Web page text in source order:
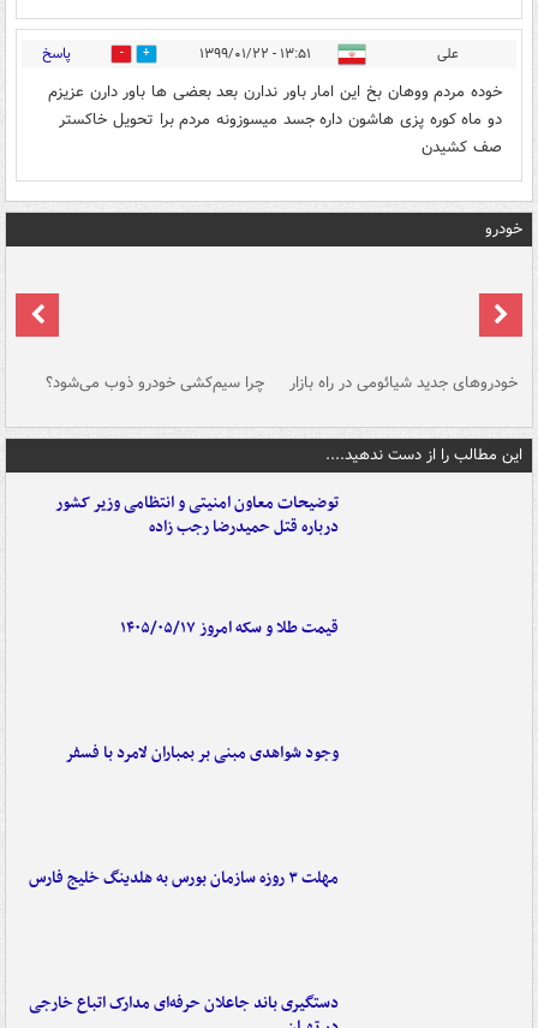
علی ۱۳:۵۱ - ۱۳۹۹/۰۱/۲۲ 0 پاسخ
خوده مردم ووهان بخ این امار باور ندارن بعد بعضی ها باور دارن عزیزم
دو ماه کوره پزی هاشون داره جسد میسوزونه مردم برا تحویل خاکستر
صف کشیدن
خودرو
خودروهای جدید شیائومی در راه بازار چرا سیم‌کشی خودرو ذوب می‌شود؟
این مطالب را از دست ندهید....
توضیحات معاون امنیتی و انتظامی وزیر کشور
درباره قتل حمیدرضا رجب زاده
قیمت طلا و سکه امروز ۱۴۰۵/۰۵/۱۷
وجود شواهدی مبنی بر بمباران لامرد با فسفر
مهلت ۳ روزه سازمان بورس به هلدینگ خلیج فارس
دستگیری باند جاعلان حرفه‌ای مدارک اتباع خارجی